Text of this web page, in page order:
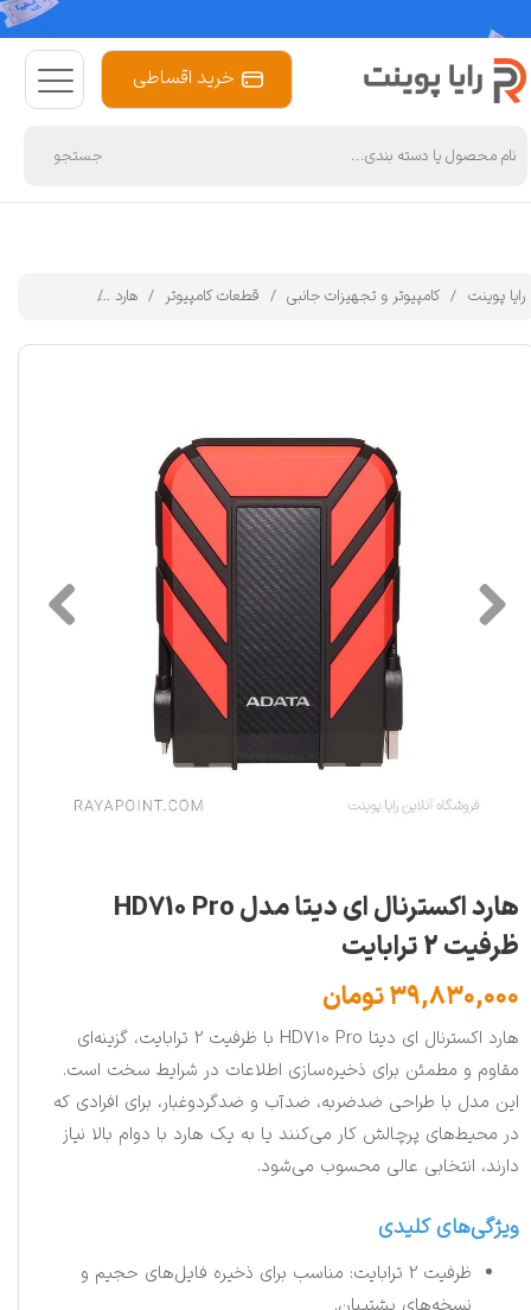
جستجو
خرید اقساطی
رایا پوینت کامپیوتر و تجهیزات جانبی قطعات کامپیوتر هارد
هارد اکسترنال ای دیتا مدل HD710 Pro
ظرفیت 2 ترابایت
۳۹,۸۳۰,۰۰۰ تومان
هارد اکسترنال ای دیتا HD710 Pro با ظرفیت 2 ترابایت، گزینه‌ای
مقاوم و مطمئن برای ذخیره‌سازی اطلاعات در شرایط سخت است.
این مدل با طراحی ضدضربه، ضدآب و ضدگردوغبار، برای افرادی که
در محیط‌های پرچالش کار می‌کنند یا به یک هارد با دوام بالا نیاز
دارند، انتخابی عالی محسوب می‌شود.
ویژگی‌های کلیدی
ظرفیت 2 ترابایت: مناسب برای ذخیره فایل‌های حجیم و